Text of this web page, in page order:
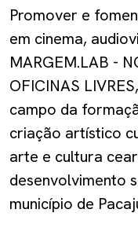
Promover e
em cinema,
MARGEM.LAB -
OFICINAS
campo da
criação artístico
arte e cultura
desenvolvimento
município de